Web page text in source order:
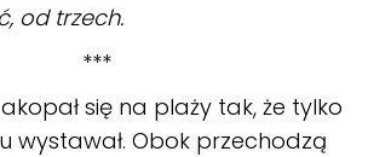
od trzech.
***
się na plaży tak, że tylko
wystawał. Obok przechodzą